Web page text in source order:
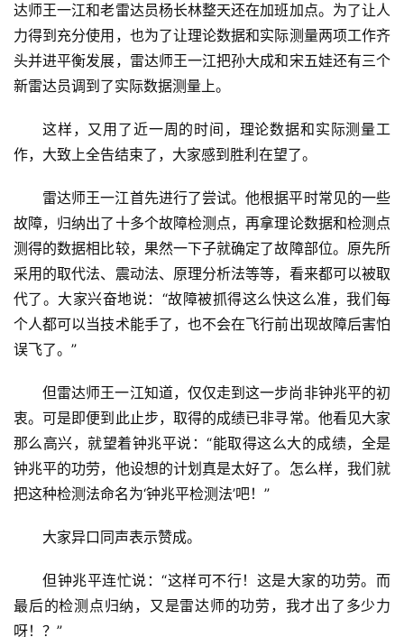
文
达师王一江和老雷达员杨长林整天还在加班加点。为了让人
力得到充分使用，也为了让理论数据和实际测量两项工作齐
头并进平衡发展，雷达师王一江把孙大成和宋五娃还有三个
新雷达员调到了实际数据测量上。
这样，又用了近一周的时间，理论数据和实际测量工
作，大致上全告结束了，大家感到胜利在望了。
雷达师王一江首先进行了尝试。他根据平时常见的一些
故障，归纳出了十多个故障检测点，再拿理论数据和检测点
测得的数据相比较，果然一下子就确定了故障部位。原先所
采用的取代法、震动法、原理分析法等等，看来都可以被取
代了。大家兴奋地说：“故障被抓得这么快这么准，我们每
个人都可以当技术能手了，也不会在飞行前出现故障后害怕
误飞了。”
但雷达师王一江知道，仅仅走到这一步尚非钟兆平的初
衷。可是即便到此止步，取得的成绩已非寻常。他看见大家
那么高兴，就望着钟兆平说：“能取得这么大的成绩，全是
钟兆平的功劳，他设想的计划真是太好了。怎么样，我们就
把这种检测法命名为‘钟兆平检测法’吧！”
大家异口同声表示赞成。
但钟兆平连忙说：“这样可不行！这是大家的功劳。而
最后的检测点归纳，又是雷达师的功劳，我才出了多少力
呀！？”